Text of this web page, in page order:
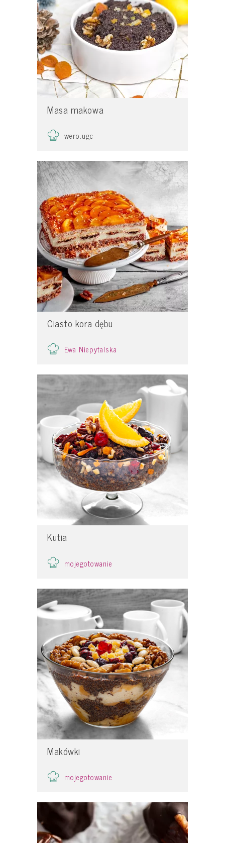
Masa makowa
wero.ugc
Ciasto kora dębu
Ewa Niepytalska
Kutia
mojegotowanie
Makówki
mojegotowanie